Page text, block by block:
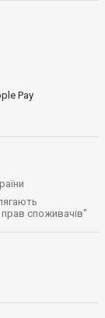
Pay
споживачів"